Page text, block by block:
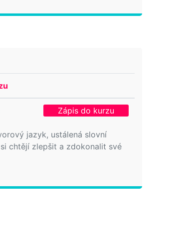
jazyk, ustálená slovní
chtějí zlepšit a zdokonalit své
Zápis do kurzu